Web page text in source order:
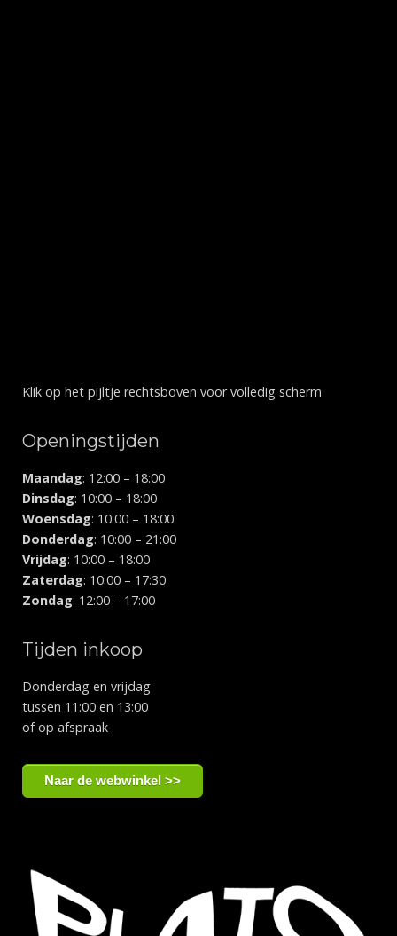
Klik op het pijltje rechtsboven voor volledig scherm
Openingstijden
Maandag: 12:00 – 18:00
Dinsdag: 10:00 – 18:00
Woensdag: 10:00 – 18:00
Donderdag: 10:00 – 21:00
Vrijdag: 10:00 – 18:00
Zaterdag: 10:00 – 17:30
Zondag: 12:00 – 17:00
Tijden inkoop
Donderdag en vrijdag
tussen 11:00 en 13:00
of op afspraak
Naar de webwinkel >>